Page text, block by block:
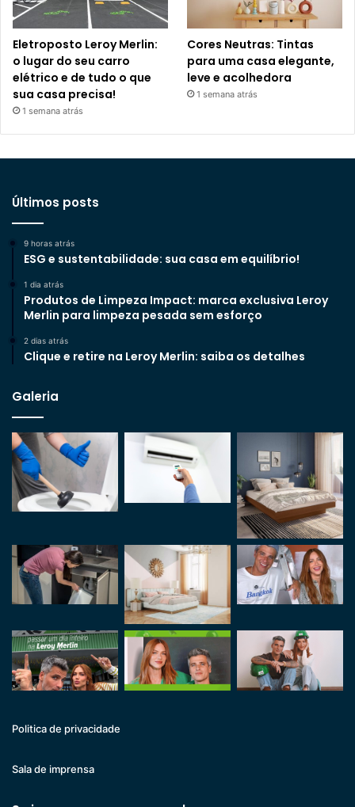
Eletroposto Leroy Merlin:
o lugar do seu carro
elétrico e de tudo o que
sua casa precisa!
1 semana atrás
Cores Neutras: Tintas
para uma casa elegante,
leve e acolhedora
1 semana atrás
Últimos posts
9 horas atrás
ESG e sustentabilidade: sua casa em equilíbrio!
1 dia atrás
Produtos de Limpeza Impact: marca exclusiva Leroy
Merlin para limpeza pesada sem esforço
2 dias atrás
Clique e retire na Leroy Merlin: saiba os detalhes
Galeria
Politica de privacidade
Sala de imprensa